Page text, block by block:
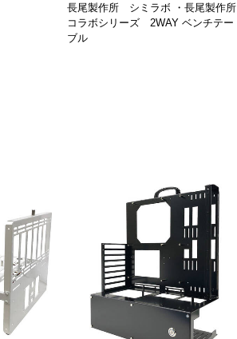
長尾製作所 シミラボ ・長尾製作所
コラボシリーズ 2WAY ベンチテー
ブル